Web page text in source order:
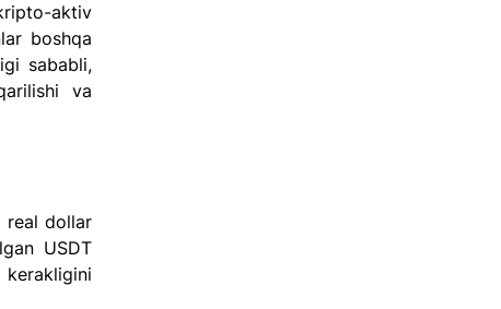
aktiv
boshqa
sababli,
va
real dollar
USDT